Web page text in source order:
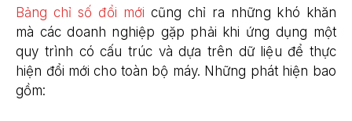
Bảng chỉ số đổi mới cũng chỉ ra những khó khăn
mà các doanh nghiệp gặp phải khi ứng dụng một
quy trình có cấu trúc và dựa trên dữ liệu để thực
hiện đổi mới cho toàn bộ máy. Những phát hiện bao
gồm: